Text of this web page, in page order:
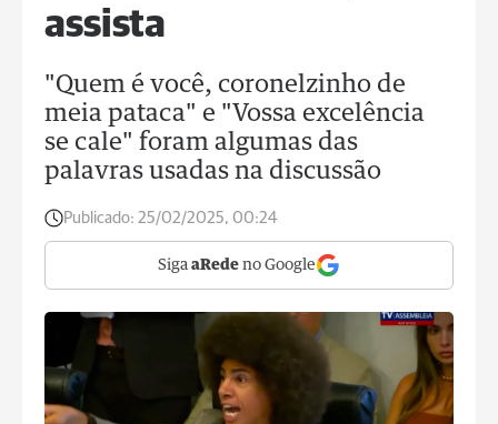
assista
"Quem é você, coronelzinho de
meia pataca" e "Vossa excelência
se cale" foram algumas das
palavras usadas na discussão
Publicado: 25/02/2025, 00:24
Siga aRede no Google